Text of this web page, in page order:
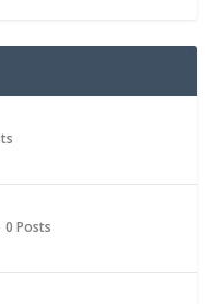
0 Posts